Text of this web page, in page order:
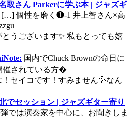
取さん Parkerに学ぶ本 | ジャズギ
[…] 個性を磨く❶-1 井上智さん×高
うございます✨ 私もとっても嬉
国内でChuck Brownの命日に
催されている方�
！セイコです！すみません💦なん
でセッション | ジャズギター寄り
では演奏家を中心に、お聞きしま